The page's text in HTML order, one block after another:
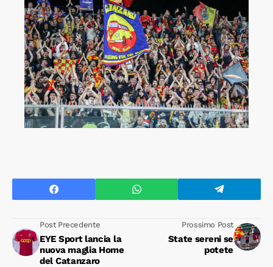
Post Precedente
EYE Sport lancia la
nuova maglia Home
del Catanzaro
Prossimo Post
State sereni se
potete